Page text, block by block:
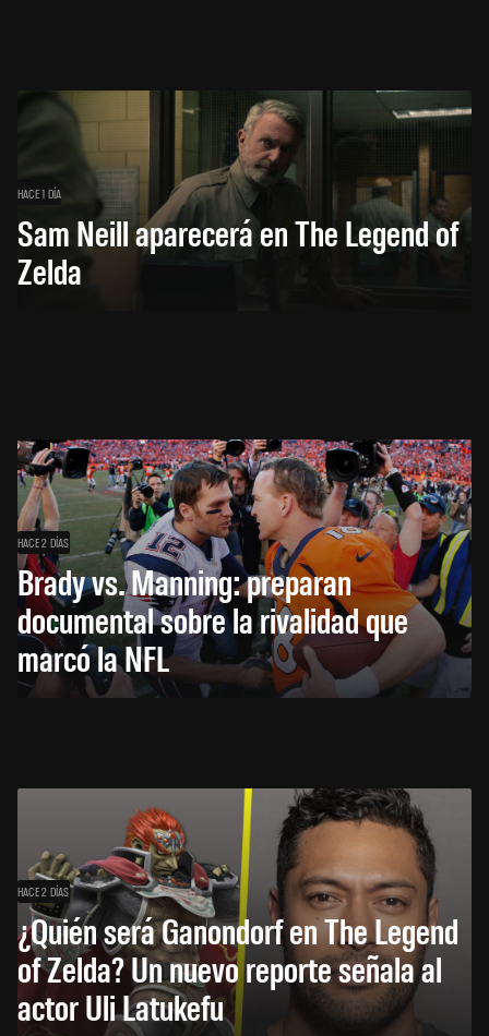
HACE 1 DÍA
Sam Neill aparecerá en The Legend of
Zelda
HACE 2 DÍAS
Brady vs. Manning: preparan
documental sobre la rivalidad que
marcó la NFL
HACE 2 DÍAS
¿Quién será Ganondorf en The Legend
of Zelda? Un nuevo reporte señala al
actor Uli Latukefu